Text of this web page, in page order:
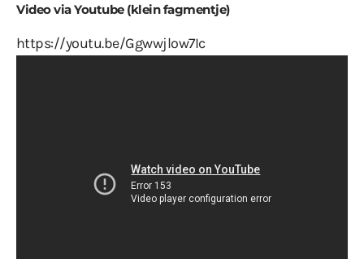
Video via Youtube (klein fagmentje)
https://youtu.be/Ggwwjlow7Ic